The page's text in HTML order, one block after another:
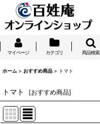
マイページ カテゴリ 商品検索
ホーム > おすすめ商品 > トマト
トマト [おすすめ商品]